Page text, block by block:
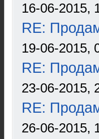
16-06-2015,
RE:
19-06-2015,
RE:
23-06-2015,
RE:
26-06-2015,